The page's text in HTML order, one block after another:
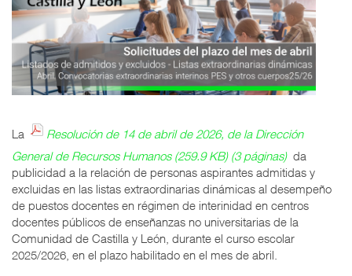
La
Resolución de 14 de abril de 2026, de la Dirección
General de Recursos Humanos (259.9 KB) (3 páginas) da
publicidad a la relación de personas aspirantes admitidas y
excluidas en las listas extraordinarias dinámicas al desempeño
de puestos docentes en régimen de interinidad en centros
docentes públicos de enseñanzas no universitarias de la
Comunidad de Castilla y León, durante el curso escolar
2025/2026, en el plazo habilitado en el mes de abril.